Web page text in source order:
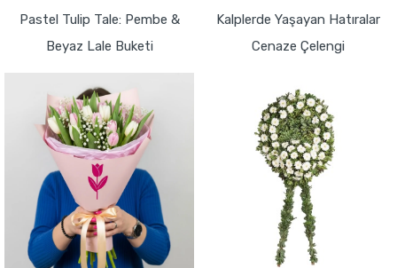
Pastel Tulip Tale: Pembe &
Beyaz Lale Buketi
Kalplerde Yaşayan Hatıralar
Cenaze Çelengi